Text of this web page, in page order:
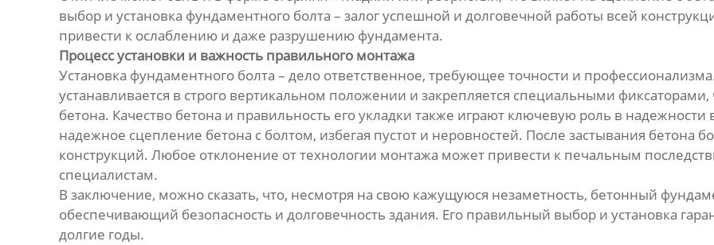
выбор и установка фундаментного болта – залог успешной и долговечной работы всей
привести к ослаблению и даже разрушению фундамента.
Процесс установки и важность правильного монтажа
Установка фундаментного болта – дело ответственное, требующее точности и
устанавливается в строго вертикальном положении и закрепляется специальными
бетона. Качество бетона и правильность его укладки также играют ключевую роль в
надежное сцепление бетона с болтом, избегая пустот и неровностей. После застывания бетона
конструкций. Любое отклонение от технологии монтажа может привести к печальным
специалистам.
В заключение, можно сказать, что, несмотря на свою кажущуюся незаметность, бетонный
обеспечивающий безопасность и долговечность здания. Его правильный выбор и установка
долгие годы.